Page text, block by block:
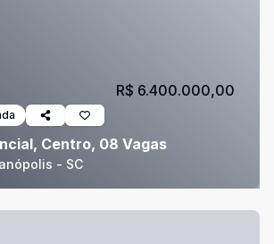
Centro, 08 Vagas
- SC
R$ 6.400.000,00